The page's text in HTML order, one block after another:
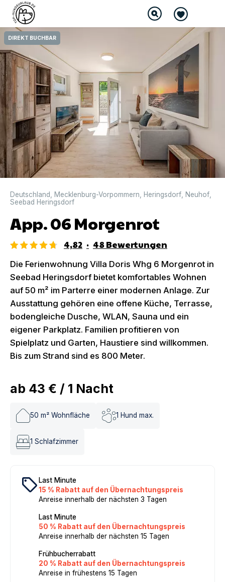
DIREKT BUCHBAR
Deutschland Mecklenburg-Vorpommern Heringsdorf Neuhof
Seebad Heringsdorf
App. 06 Morgenrot
4,82 · 48Bewertungen
Die Ferienwohnung Villa Doris Whg 6 Morgenrot in
Seebad Heringsdorf bietet komfortables Wohnen
auf 50 m² im Parterre einer modernen Anlage. Zur
Ausstattung gehören eine offene Küche, Terrasse,
bodengleiche Dusche, WLAN, Sauna und ein
eigener Parkplatz. Familien profitieren von
Spielplatz und Garten, Haustiere sind willkommen.
Bis zum Strand sind es 800 Meter.
ab 43 € / 1 Nacht
50 m² Wohnfläche 1 Hund max.
1 Schlafzimmer
local_offer Last Minute
15 % Rabatt auf den Übernachtungspreis
Anreise innerhalb der nächsten 3 Tagen
Last Minute
50 % Rabatt auf den Übernachtungspreis
Anreise innerhalb der nächsten 15 Tagen
Frühbucherrabatt
20 % Rabatt auf den Übernachtungspreis
Anreise in frühestens 15 Tagen